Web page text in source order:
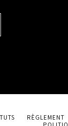
RÈGLEMENT